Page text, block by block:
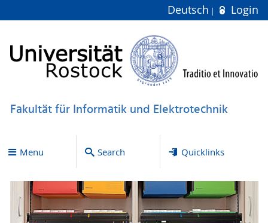
Deutsch Login
Fakultät für Informatik und Elektrotechnik
Menu Search Quicklinks